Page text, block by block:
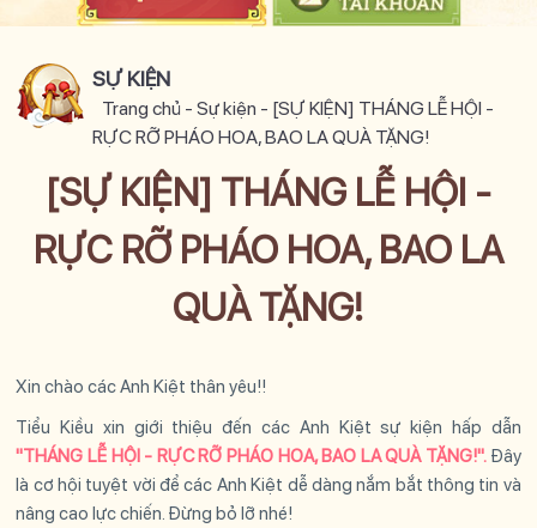
SỰ KIỆN
Trang chủ -Sự kiện - [SỰ KIỆN] THÁNG LỄ HỘI -
RỰC RỠ PHÁO HOA, BAO LA QUÀ TẶNG!
[SỰ KIỆN] THÁNG LỄ HỘI -
RỰC RỠ PHÁO HOA, BAO LA
QUÀ TẶNG!
Xin chào các Anh Kiệt thân yêu!!
Tiểu Kiều xin giới thiệu đến các Anh Kiệt sự kiện hấp dẫn
"THÁNG LỄ HỘI - RỰC RỠ PHÁO HOA, BAO LA QUÀ TẶNG!". Đây
là cơ hội tuyệt vời để các Anh Kiệt dễ dàng nắm bắt thông tin và
nâng cao lực chiến. Đừng bỏ lỡ nhé!